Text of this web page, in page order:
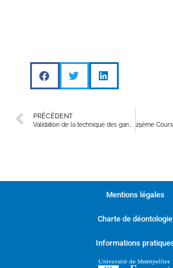
PRÉCÉDENT
Mentions légales
Charte de déontologie
Informations